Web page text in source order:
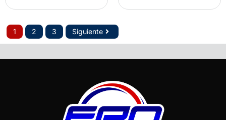
1 2 3 Siguiente